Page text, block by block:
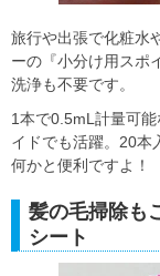
旅行や出張で化粧水
ーの『小分け用スポ
洗浄も不要です。
1本で0.5mL計量可
イドでも活躍。20本
何かと便利ですよ！
髪の毛掃除も
シート